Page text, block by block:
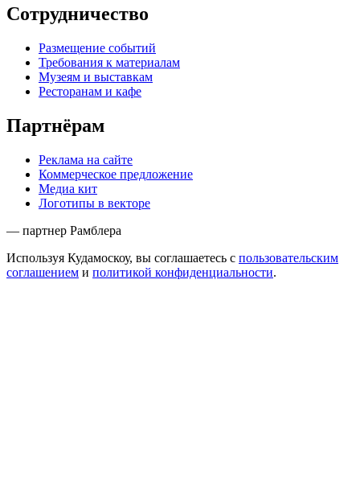
Сотрудничество
Размещение событий
Требования к материалам
Музеям и выставкам
Ресторанам и кафе
Партнёрам
Реклама на сайте
Коммерческое предложение
Медиа кит
Логотипы в векторе
— партнер Рамблера
Используя Кудамоскоу, вы соглашаетесь с пользовательским
соглашением и политикой конфиденциальности.